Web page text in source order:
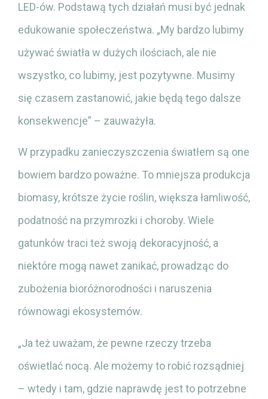
LED-ów. Podstawą tych działań musi być jednak
edukowanie społeczeństwa. „My bardzo lubimy
używać światła w dużych ilościach, ale nie
wszystko, co lubimy, jest pozytywne. Musimy
się czasem zastanowić, jakie będą tego dalsze
konsekwencje” – zauważyła.
W przypadku zanieczyszczenia światłem są one
bowiem bardzo poważne. To mniejsza produkcja
biomasy, krótsze życie roślin, większa łamliwość,
podatność na przymrozki i choroby. Wiele
gatunków traci też swoją dekoracyjność, a
niektóre mogą nawet zanikać, prowadząc do
zubożenia bioróżnorodności i naruszenia
równowagi ekosystemów.
„Ja też uważam, że pewne rzeczy trzeba
oświetlać nocą. Ale możemy to robić rozsądniej
– wtedy i tam, gdzie naprawdę jest to potrzebne